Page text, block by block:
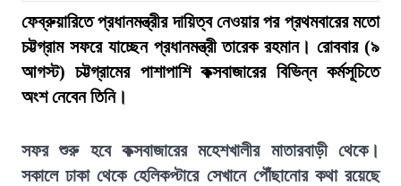
ফেব্রুয়ারিতে প্রধানমন্ত্রীর দায়িত্ব নেওয়ার পর প্রথমবারের মতো
চট্টগ্রাম সফরে যাচ্ছেন প্রধানমন্ত্রী তারেক রহমান। রোববার (৯
আগস্ট) চট্টগ্রামের পাশাপাশি কক্সবাজারের বিভিন্ন কর্মসূচিতে
অংশ নেবেন তিনি।
সফর শুরু হবে কক্সবাজারের মহেশখালীর মাতারবাড়ী থেকে।
সকালে ঢাকা থেকে হেলিকপ্টারে সেখানে পৌঁছানোর কথা রয়েছে